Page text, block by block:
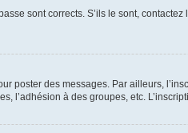
sont corrects. S’ils le sont,
poster des messages. Par ailleurs,
l’adhésion à des groupes, etc.